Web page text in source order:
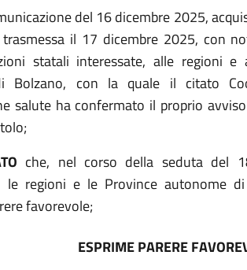
del 16 dicembre 2025,
il 17 dicembre 2025, con
statali interessate, alle regioni
Bolzano, con la quale il citato
salute ha confermato il proprio
che, nel corso della seduta del
le regioni e le Province autonome
favorevole;
ESPRIME PARERE